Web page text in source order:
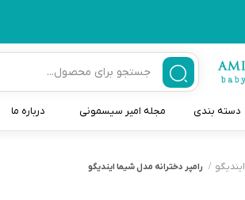
دسته بندی
قاب و بندپستانک
مجله امیر سیسمونی درباره ما
ایندیگو رامپر دخترانه مدل شیما ایندیگو